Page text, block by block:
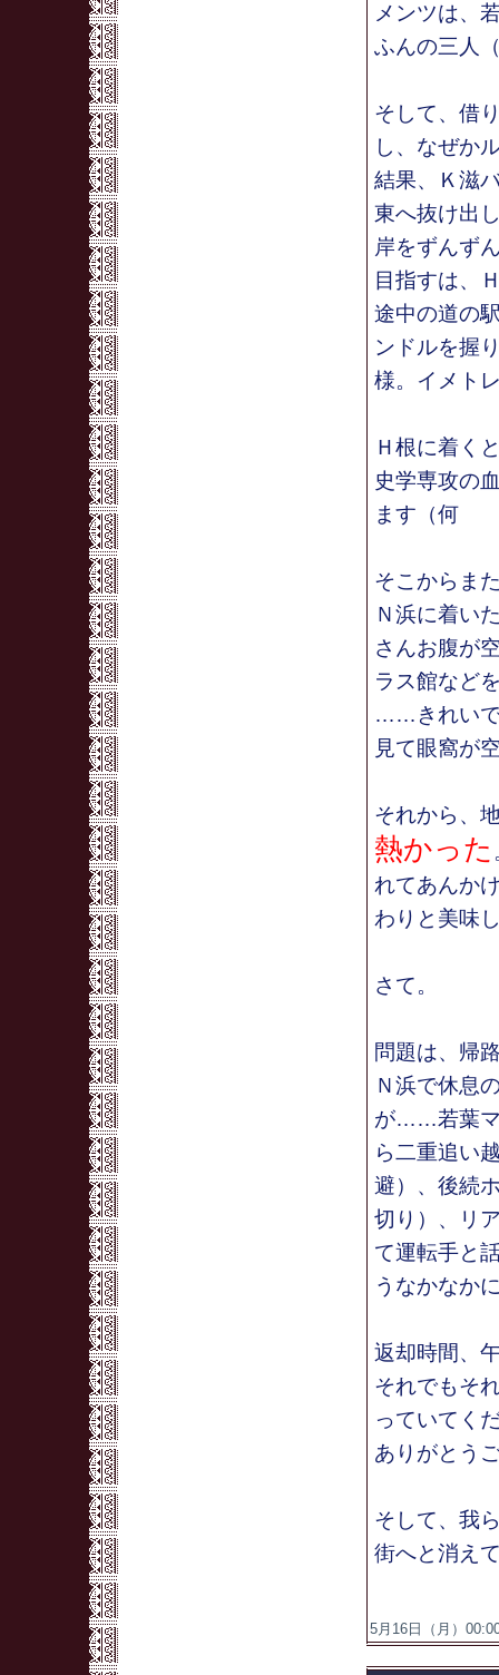
メンツは、
ふんの三人
そして、借
し、なぜか
結果、Ｋ滋
東へ抜け出
岸をずんず
目指すは、
途中の道の
ンドルを握
様。イメト
Ｈ根に着く
史学専攻の
ます（何
そこからま
Ｎ浜に着い
さんお腹が
ラス館など
……きれいで
見て眼窩が
それから、
熱かった
れてあんか
わりと美味
さて。
問題は、帰
Ｎ浜で休息
が……若葉マ
ら二重追い
避）、後続
切り）、リ
て運転手と
うなかなか
返却時間、
それでもそ
っていてく
ありがとう
そして、我
街へと消え
5月16日（月）